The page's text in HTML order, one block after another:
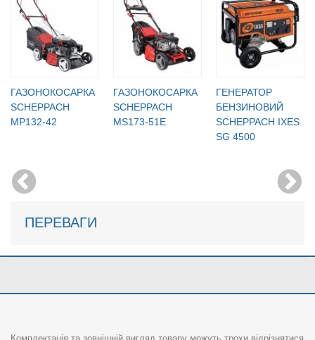
ГАЗОНОКОСАРКА
SCHEPPACH
MP132-42
ГАЗОНОКОСАРКА
SCHEPPACH
MS173-51E
ГЕНЕРАТОР
БЕНЗИНОВИЙ
SCHEPPACH IXES
SG 4500
ПЕРЕВАГИ